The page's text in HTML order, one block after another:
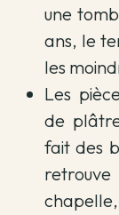
une
ans, le
les
Les
de
fait des